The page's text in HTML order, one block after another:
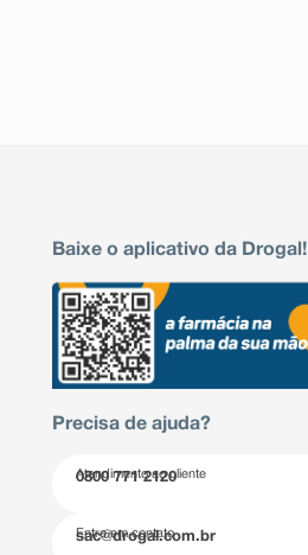
Baixe o aplicativo da Drogal!
Precisa de ajuda?
Atendimento ao cliente
0800 771 2120
Entre em contato
sac@drogal.com.br